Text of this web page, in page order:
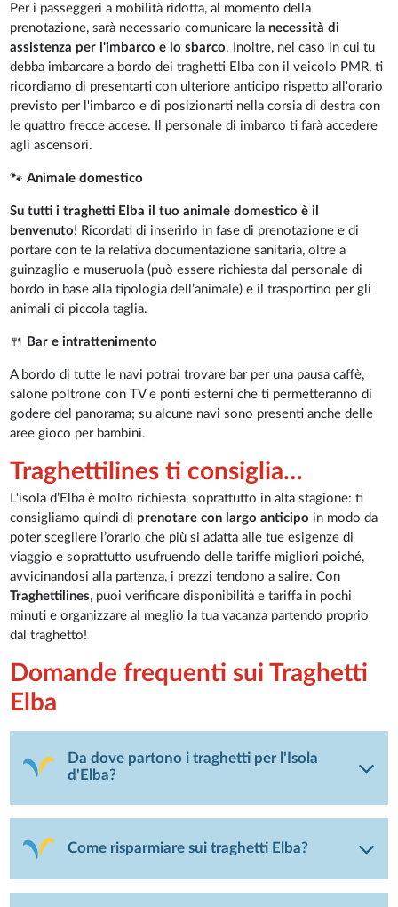
Per i passeggeri a mobilità ridotta, al momento della
prenotazione, sarà necessario comunicare la necessità di
assistenza per l'imbarco e lo sbarco. Inoltre, nel caso in cui tu
debba imbarcare a bordo dei traghetti Elba con il veicolo PMR, ti
ricordiamo di presentarti con ulteriore anticipo rispetto all'orario
previsto per l'imbarco e di posizionarti nella corsia di destra con
le quattro frecce accese. Il personale di imbarco ti farà accedere
agli ascensori.
🐾Animale domestico
Su tutti i traghetti Elba il tuo animale domestico è il
benvenuto! Ricordati di inserirlo in fase di prenotazione e di
portare con te la relativa documentazione sanitaria, oltre a
guinzaglio e museruola (può essere richiesta dal personale di
bordo in base alla tipologia dell’animale) e il trasportino per gli
animali di piccola taglia.
🍴 Bar e intrattenimento
A bordo di tutte le navi potrai trovare bar per una pausa caffè,
salone poltrone con TV e ponti esterni che ti permetteranno di
godere del panorama; su alcune navi sono presenti anche delle
aree gioco per bambini.
Traghettilines ti consiglia…
L'isola d’Elba è molto richiesta, soprattutto in alta stagione: ti
consigliamo quindi di prenotare con largo anticipo in modo da
poter scegliere l’orario che più si adatta alle tue esigenze di
viaggio e soprattutto usufruendo delle tariffe migliori poiché,
avvicinandosi alla partenza, i prezzi tendono a salire. Con
Traghettilines, puoi verificare disponibilità e tariffa in pochi
minuti e organizzare al meglio la tua vacanza partendo proprio
dal traghetto!
Domande frequenti sui Traghetti
Elba
Da dove partono i traghetti per l'Isola
d'Elba?
Come risparmiare sui traghetti Elba?